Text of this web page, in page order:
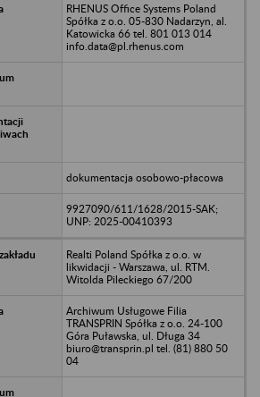
RHENUS Office Systems Poland
Spółka z o.o. 05-830 Nadarzyn, al.
Katowicka 66 tel. 801 013 014
info.data@pl.rhenus.com
dokumentacja osobowo-płacowa
9927090/611/1628/2015-SAK;
UNP: 2025-00410393
Realti Poland Spółka z o.o. w
likwidacji - Warszawa, ul. RTM.
Witolda Pileckiego 67/200
Archiwum Usługowe Filia
TRANSPRIN Spółka z o.o. 24-100
Góra Puławska, ul. Długa 34
biuro@transprin.pl tel. (81) 880 50
04